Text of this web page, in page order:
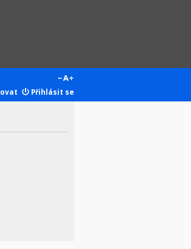
Přihlásit se